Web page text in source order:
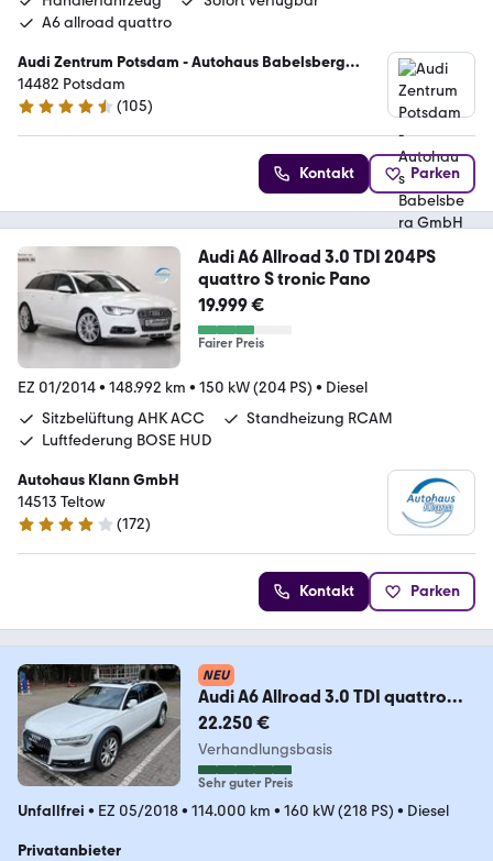
A6 allroad quattro
Audi Zentrum Potsdam - Autohaus Babelsberg
GmbH & Co KG
14482 Potsdam
4.4 Sterne
(105)
Kontakt Parken
Audi A6 Allroad 3.0 TDI 204PS
quattro S tronic Pano
19.999 €
Fairer Preis
EZ 01/2014• 148.992 km • 150 kW (204 PS) • Diesel
Sitzbelüftung AHK ACC
Standheizung RCAM
Luftfederung BOSE HUD
Autohaus Klann GmbH
14513 Teltow
4 Sterne
(172)
Kontakt Parken
NEU
Audi A6 Allroad 3.0 TDI quattro
160kW S tronic
22.250 €
Verhandlungsbasis
Sehr guter Preis
Unfallfrei • EZ 05/2018• 114.000 km • 160 kW (218 PS) • Diesel
Privatanbieter